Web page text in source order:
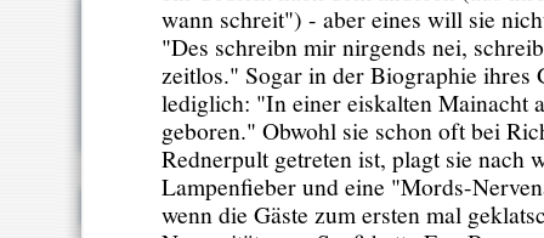
wann schreit") - aber eines will sie
"Des schreibn mir nirgends nei,
zeitlos." Sogar in der Biographie ihres
lediglich: "In einer eiskalten Mainacht
geboren." Obwohl sie schon oft bei
Rednerpult getreten ist, plagt sie nach
Lampenfieber und eine "Mords-
wenn die Gäste zum ersten mal